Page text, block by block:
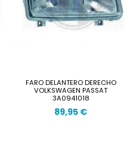
FARO DELANTERO DERECHO
VOLKSWAGEN PASSAT
3A0941018
89,95 €